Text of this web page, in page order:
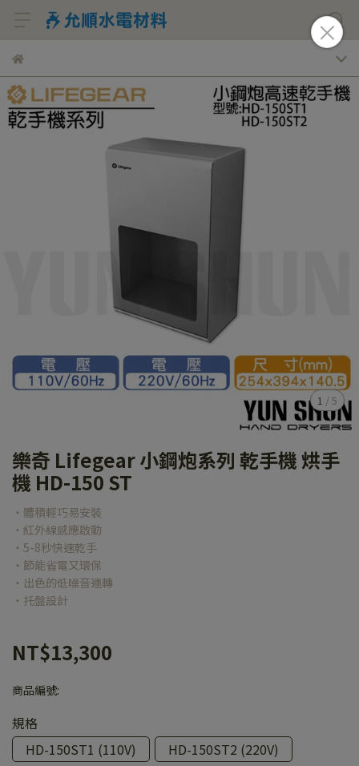
1 /5
樂奇 Lifegear 小鋼炮系列 乾手機 烘手
機 HD-150 ST
‧體積輕巧易安裝
‧紅外線感應啟動
‧5-8秒快速乾手
‧節能省電又環保
‧出色的低噪音運轉
‧托盤設計
NT$13,300
商品編號:
規格
HD-150ST1 (110V)
HD-150ST2 (220V)